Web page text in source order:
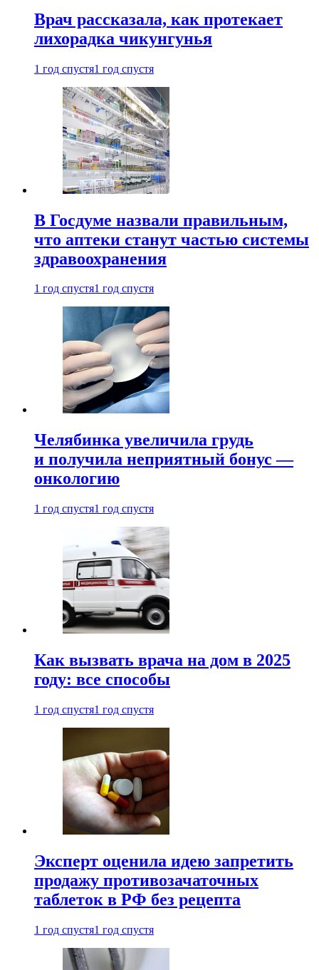
Врач рассказала, как протекает
лихорадка чикунгунья
1 год спустя1 год спустя
В Госдуме назвали правильным,
что аптеки станут частью системы
здравоохранения
1 год спустя1 год спустя
Челябинка увеличила грудь
и получила неприятный бонус —
онкологию
1 год спустя1 год спустя
Как вызвать врача на дом в 2025
году: все способы
1 год спустя1 год спустя
Эксперт оценила идею запретить
продажу противозачаточных
таблеток в РФ без рецепта
1 год спустя1 год спустя